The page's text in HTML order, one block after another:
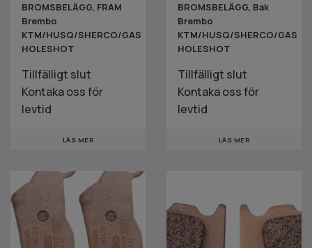
BROMSBELÄGG, FRAM
Brembo
KTM/HUSQ/SHERCO/GAS
HOLESHOT
Tillfälligt slut
Kontaka oss för
levtid
LÄS MER
BROMSBELÄGG, Bak
Brembo
KTM/HUSQ/SHERCO/GAS
HOLESHOT
Tillfälligt slut
Kontaka oss för
levtid
LÄS MER